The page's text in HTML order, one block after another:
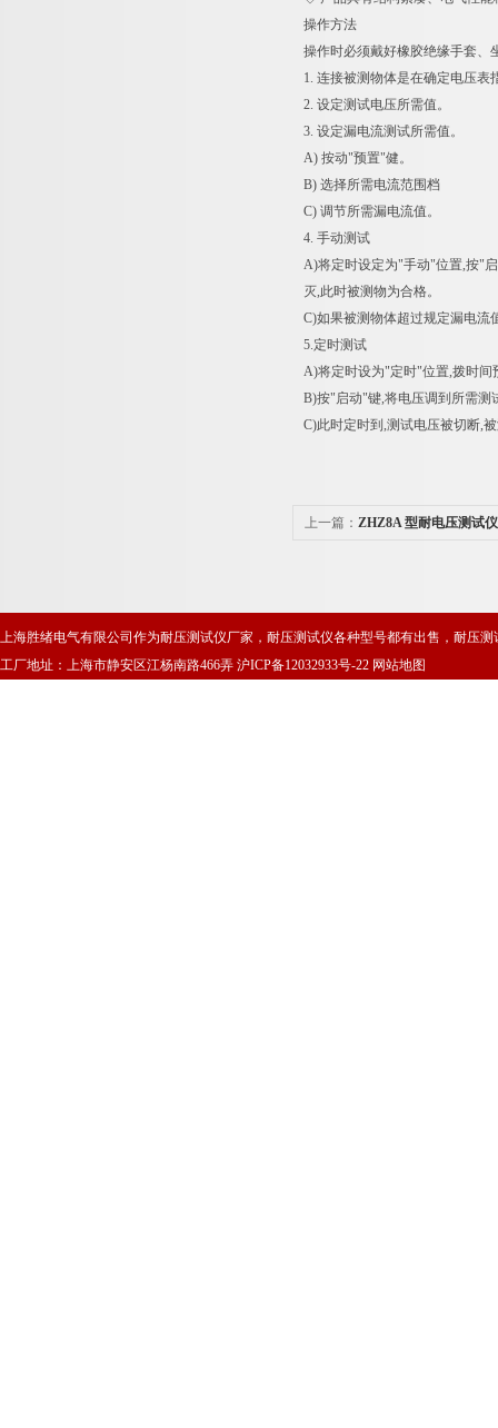
操作方法
操作时必须戴好橡胶绝缘手套、
1. 连接被测物体是在确定电压
2. 设定测试电压所需值。
3. 设定漏电流测试所需值。
A) 按动"预置"健。
B) 选择所需电流范围档
C) 调节所需漏电流值。
4. 手动测试
A)将定时设定为"手动"位置,按"
灭,此时被测物为合格。
C)如果被测物体超过规定漏电流
5.定时测试
A)将定时设为"定时"位置,拨时间
B)按"启动"键,将电压调到所需测
C)此时定时到,测试电压被切断,
上一篇： ZHZ8A 型耐电压测试
上海胜绪电气有限公司作为耐压测试仪厂家，耐压测试仪各种型号都有出售，耐压
工厂地址：上海市静安区江杨南路466弄 沪ICP备12032933号-22 网站地图